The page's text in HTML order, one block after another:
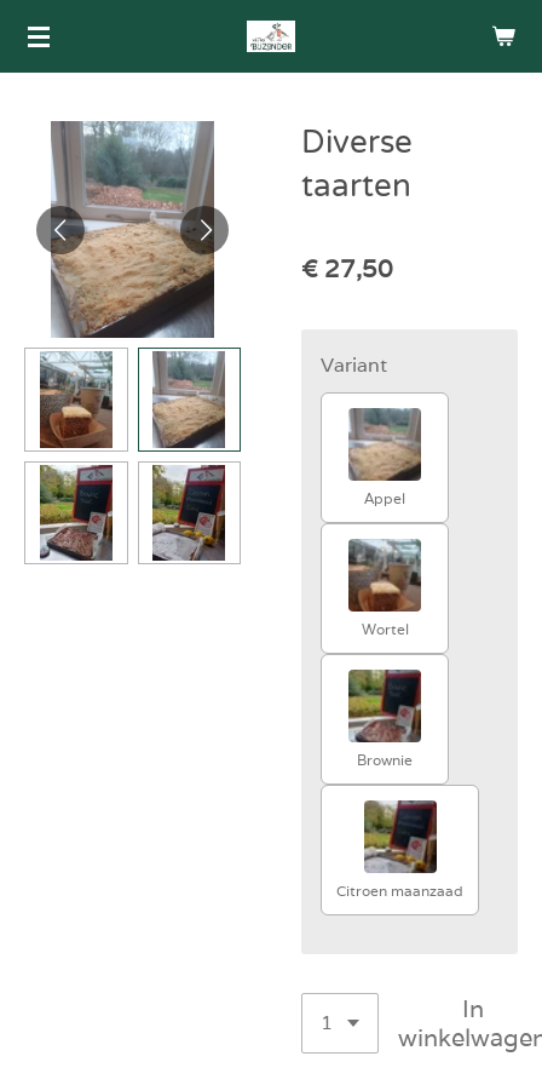
Ga
hoofdinhoud
Diverse
taarten
€ 27,50
Variant
Appel
Wortel
Brownie
Citroen maanzaad
In